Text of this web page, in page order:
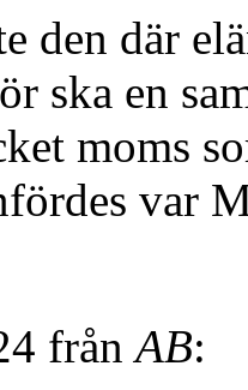
den där
ska en
moms
var
från AB: